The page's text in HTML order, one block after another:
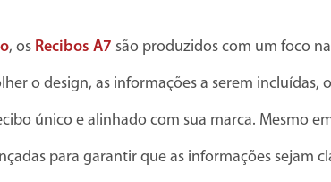
, os Recibos A7 são produzidos com um foco
o design, as informações a serem
único e alinhado com sua marca. Mesmo
para garantir que as informações sejam